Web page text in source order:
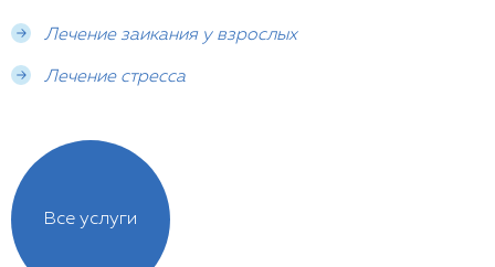
Лечение заикания у взрослых
Лечение стресса
Все услуги